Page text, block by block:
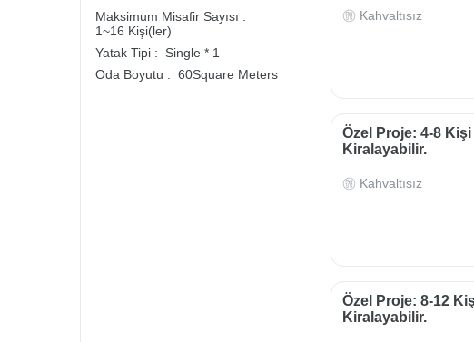
Maksimum Misafir Sayısı :
1~16 Kişi(ler)
Yatak Tipi :
Single * 1
Oda Boyutu : 60Square Meters
Kahvaltısız
Özel Proje: 4-8 Kişi
Kiralayabilir.
Kahvaltısız
Özel Proje: 8-12
Kiralayabilir.